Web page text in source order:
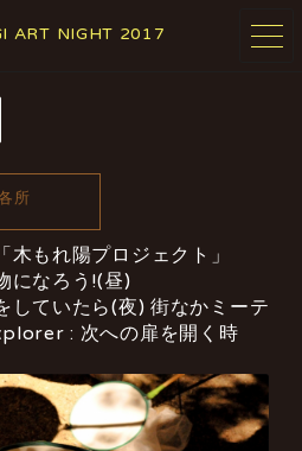
ART NIGHT 2017
アーティスト
ARTISTS
参加店舗
RESTAURANTS
& SHOPS
所
もれ陽プロジェクト」
になろう!(昼)
していたら(夜) 街なかミーテ
: 次への扉を開く時